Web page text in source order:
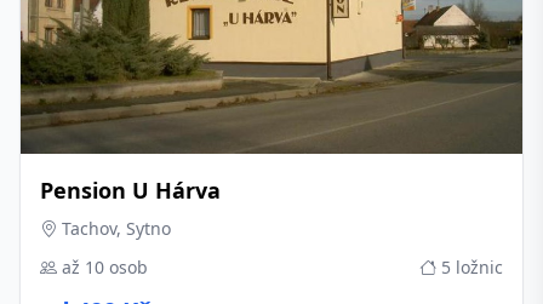
Pension U Hárva
Tachov, Sytno
až 10 osob
5 ložnic